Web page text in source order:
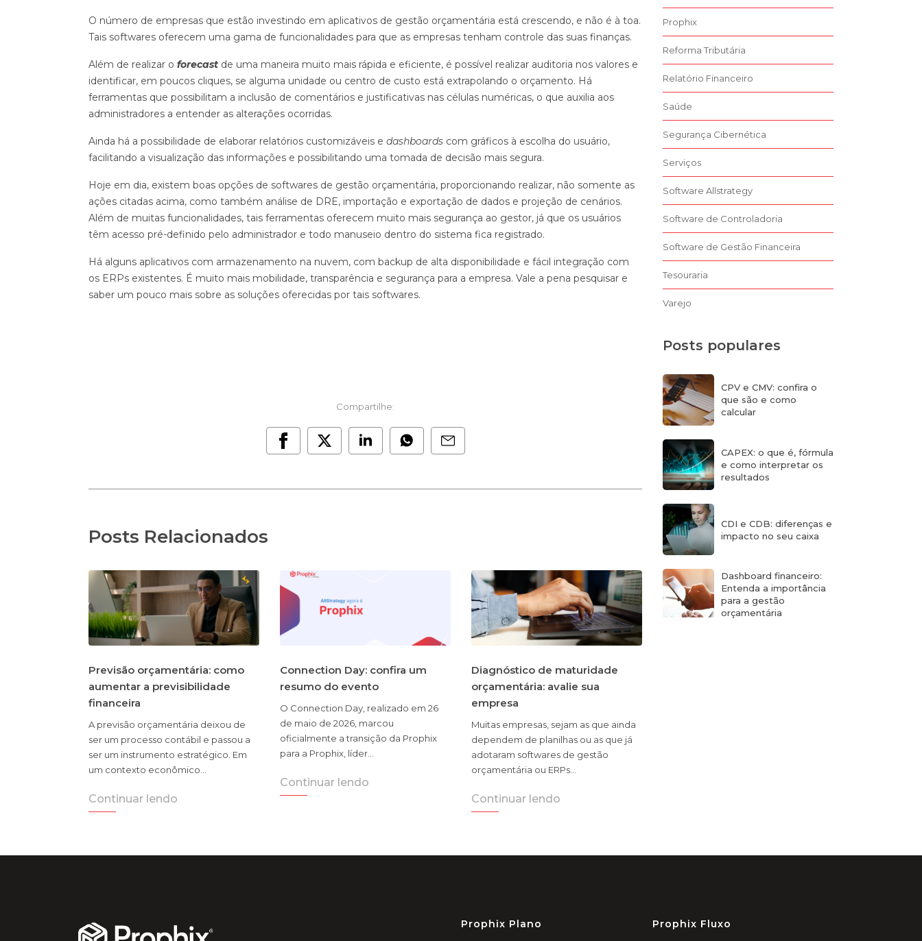
O número de empresas que estão investindo em aplicativos de gestão orçamentária está crescendo, e não é à toa.
Tais softwares oferecem uma gama de funcionalidades para que as empresas tenham controle das suas finanças.
Além de realizar o forecast de uma maneira muito mais rápida e eficiente, é possível realizar auditoria nos valores e
identificar, em poucos cliques, se alguma unidade ou centro de custo está extrapolando o orçamento. Há
ferramentas que possibilitam a inclusão de comentários e justificativas nas células numéricas, o que auxilia aos
administradores a entender as alterações ocorridas.
Ainda há a possibilidade de elaborar relatórios customizáveis e dashboards com gráficos à escolha do usuário,
facilitando a visualização das informações e possibilitando uma tomada de decisão mais segura.
Hoje em dia, existem boas opções de softwares de gestão orçamentária, proporcionando realizar, não somente as
ações citadas acima, como também análise de DRE, importação e exportação de dados e projeção de cenários.
Além de muitas funcionalidades, tais ferramentas oferecem muito mais segurança ao gestor, já que os usuários
têm acesso pré-definido pelo administrador e todo manuseio dentro do sistema fica registrado.
Há alguns aplicativos com armazenamento na nuvem, com backup de alta disponibilidade e fácil integração com
os ERPs existentes. É muito mais mobilidade, transparência e segurança para a empresa. Vale a pena pesquisar e
saber um pouco mais sobre as soluções oferecidas por tais softwares.
Compartilhe:
Posts Relacionados
Previsão orçamentária: como
aumentar a previsibilidade
financeira
A previsão orçamentária deixou de
ser um processo contábil e passou a
ser um instrumento estratégico. Em
um contexto econômico…
Continuar lendo
Connection Day: confira um
resumo do evento
O Connection Day, realizado em 26
de maio de 2026, marcou
oficialmente a transição da Prophix
para a Prophix, líder…
Continuar lendo
Diagnóstico de maturidade
orçamentária: avalie sua
empresa
Muitas empresas, sejam as que ainda
dependem de planilhas ou as que já
adotaram softwares de gestão
orçamentária ou ERPs…
Continuar lendo
Prophix
Reforma Tributária
Relatório Financeiro
Saúde
Segurança Cibernética
Serviços
Software Allstrategy
Software de Controladoria
Software de Gestão Financeira
Tesouraria
Varejo
Posts populares
CPV e CMV: confira o
que são e como
calcular
CAPEX: o que é, fórmula
e como interpretar os
resultados
CDI e CDB: diferenças e
impacto no seu caixa
Dashboard financeiro:
Entenda a importância
para a gestão
orçamentária
Prophix Plano Prophix Fluxo